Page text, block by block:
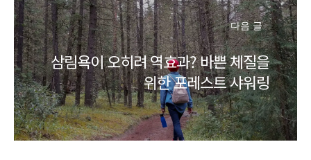
다음 글
삼림욕이 오히려 역효과? 바쁜 체질을
위한 포레스트 샤워링